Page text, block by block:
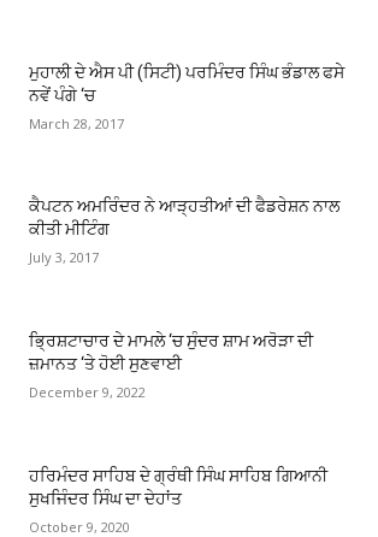
ਮੁਹਾਲੀ ਦੇ ਐਸ ਪੀ (ਸਿਟੀ) ਪਰਮਿੰਦਰ ਸਿੰਘ ਭੰਡਾਲ ਫਸੇ
ਨਵੇਂ ਪੰਗੇ ‘ਚ
March 28, 2017
ਕੈਪਟਨ ਅਮਰਿੰਦਰ ਨੇ ਆੜ੍ਹਤੀਆਂ ਦੀ ਫੈਡਰੇਸ਼ਨ ਨਾਲ
ਕੀਤੀ ਮੀਟਿੰਗ
July 3, 2017
ਭ੍ਰਿਸ਼ਟਾਚਾਰ ਦੇ ਮਾਮਲੇ ‘ਚ ਸੁੰਦਰ ਸ਼ਾਮ ਅਰੋੜਾ ਦੀ
ਜ਼ਮਾਨਤ ‘ਤੇ ਹੋਈ ਸੁਣਵਾਈ
December 9, 2022
ਹਰਿਮੰਦਰ ਸਾਹਿਬ ਦੇ ਗ੍ਰੰਥੀ ਸਿੰਘ ਸਾਹਿਬ ਗਿਆਨੀ
ਸੁਖਜਿੰਦਰ ਸਿੰਘ ਦਾ ਦੇਹਾਂਤ
October 9, 2020